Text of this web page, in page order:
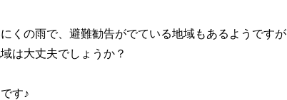
くの雨で、避難勧告がでている地域もあるようですが
は大丈夫でしょうか？
す♪